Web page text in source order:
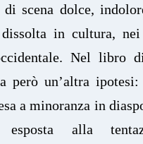
di scena dolce,
in cultura,
Nel libro
però un’altra
a minoranza in
esposta alla